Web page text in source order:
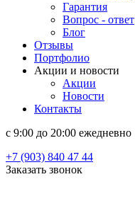
Гарантия
Вопрос - ответ
Блог
Отзывы
Портфолио
Акции и новости
Акции
Новости
Контакты
c 9:00 до 20:00 ежедневно
+7 (903) 840 47 44
Заказать звонок